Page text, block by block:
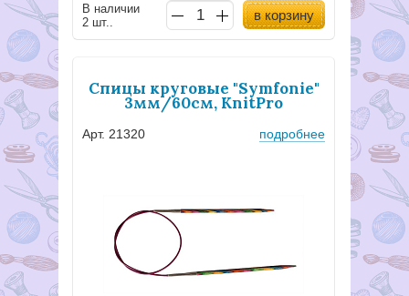
В наличии
2 шт..
в корзину
Спицы круговые "Symfonie"
3мм/60см, KnitPro
Арт. 21320 подробнее